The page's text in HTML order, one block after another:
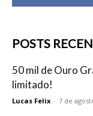
POSTS
50 mil de Ouro
limitado!
Lucas Felix - 7 de